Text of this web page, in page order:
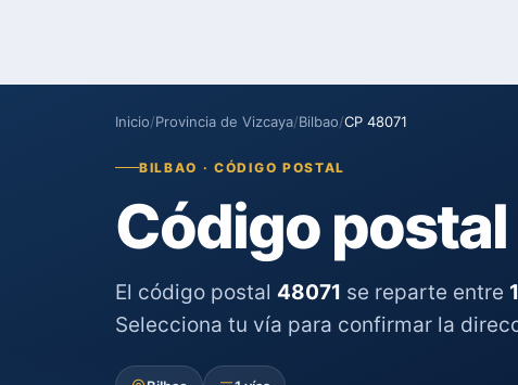
Inicio/Provincia de Vizcaya/Bilbao/CP 48071
BILBAO · CÓDIGO POSTAL
Código
El código postal 48071 se reparte entre
Selecciona tu vía para confirmar la